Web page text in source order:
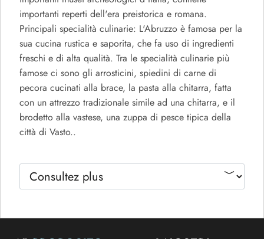
importanti reperti dell'era preistorica e romana.
Principali specialità culinarie: L'Abruzzo è famosa per la
sua cucina rustica e saporita, che fa uso di ingredienti
freschi e di alta qualità. Tra le specialità culinarie più
famose ci sono gli arrosticini, spiedini di carne di
pecora cucinati alla brace, la pasta alla chitarra, fatta
con un attrezzo tradizionale simile ad una chitarra, e il
brodetto alla vastese, una zuppa di pesce tipica della
città di Vasto..